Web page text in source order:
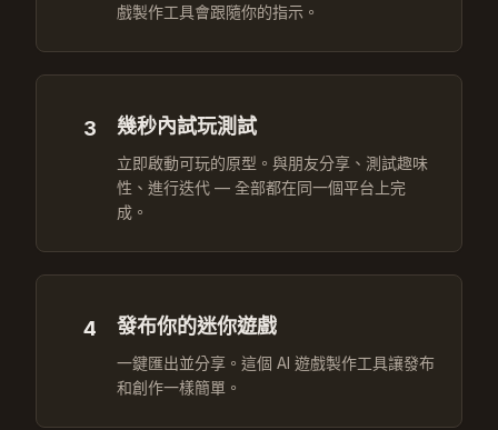
戲製作工具會跟隨你的指示。
3 幾秒內試玩測試
立即啟動可玩的原型。與朋友分享、測試趣味
性、進行迭代 — 全部都在同一個平台上完
成。
4 發布你的迷你遊戲
一鍵匯出並分享。這個 AI 遊戲製作工具讓發布
和創作一樣簡單。